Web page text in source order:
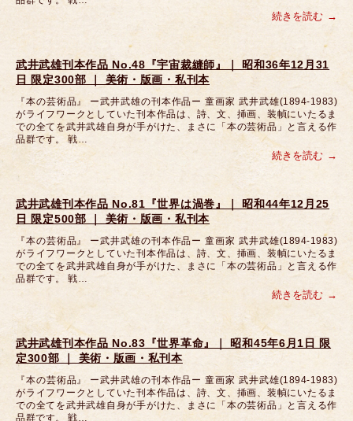
続きを読む
武井武雄刊本作品 No.48『宇宙裁縫師』｜ 昭和36年12月31
日 限定300部 ｜ 美術・版画・私刊本
『本の芸術品』 ー武井武雄の刊本作品ー 童画家 武井武雄(1894-1983)
がライフワークとしていた刊本作品は、詩、文、挿画、装幀にいたるま
での全てを武井武雄自身が手がけた、まさに「本の芸術品」と言える作
品群です。 戦…
続きを読む
武井武雄刊本作品 No.81『世界は渦巻』｜ 昭和44年12月25
日 限定500部 ｜ 美術・版画・私刊本
『本の芸術品』 ー武井武雄の刊本作品ー 童画家 武井武雄(1894-1983)
がライフワークとしていた刊本作品は、詩、文、挿画、装幀にいたるま
での全てを武井武雄自身が手がけた、まさに「本の芸術品」と言える作
品群です。 戦…
続きを読む
武井武雄刊本作品 No.83『世界革命』｜ 昭和45年6月1日 限
定300部 ｜ 美術・版画・私刊本
『本の芸術品』 ー武井武雄の刊本作品ー 童画家 武井武雄(1894-1983)
がライフワークとしていた刊本作品は、詩、文、挿画、装幀にいたるま
での全てを武井武雄自身が手がけた、まさに「本の芸術品」と言える作
品群です。 戦…